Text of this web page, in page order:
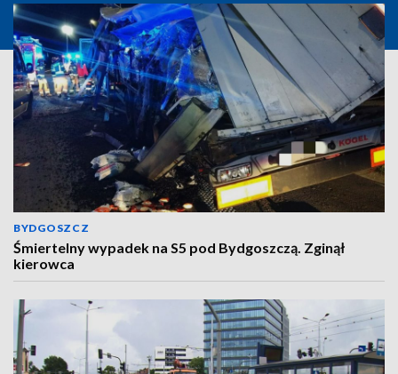
BYDGOSZCZ
Śmiertelny wypadek na S5 pod Bydgoszczą. Zginął
kierowca